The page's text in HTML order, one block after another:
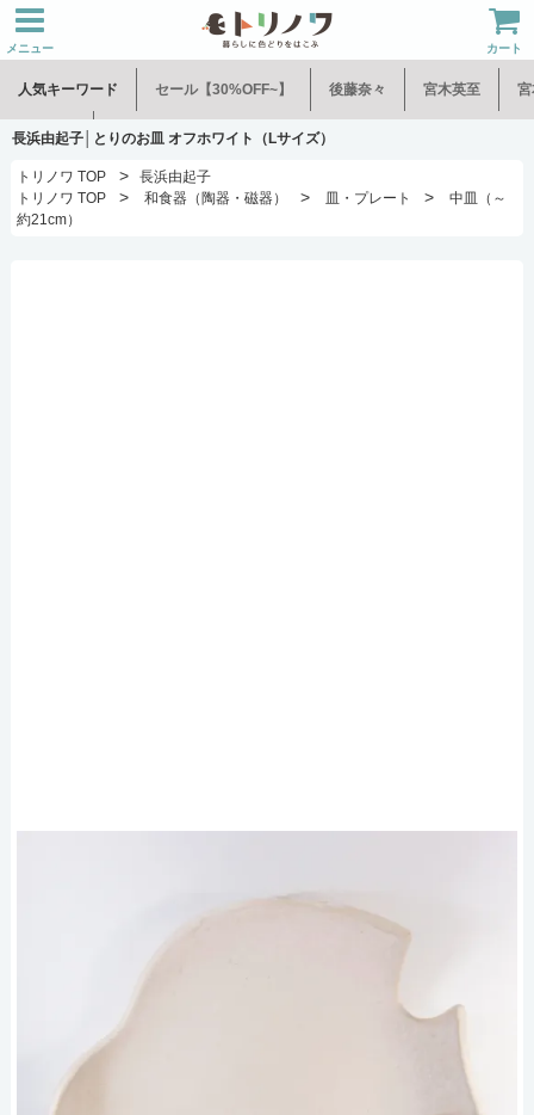
メニュー カート
人気キーワード セール【30%OFF~】 後藤奈々 宮木英至 宮
水谷和音 児玉修治
長浜由起子│とりのお皿 オフホワイト（Lサイズ）
トリノワ TOP >
長浜由起子
トリノワ TOP
> 和食器（陶器・磁器） > 皿・プレート >
中皿（～
約21cm）